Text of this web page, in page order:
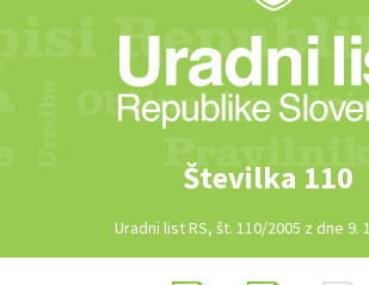
Številka 110
Uradni list RS, št. 110/2005 z dne 9.